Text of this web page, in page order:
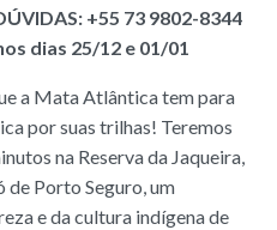
+55 73 9802-8344
dias 25/12 e 01/01
a Mata Atlântica tem para
por suas trilhas! Teremos
na Reserva da Jaqueira,
de Porto Seguro, um
e da cultura indígena de